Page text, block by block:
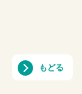
もどる